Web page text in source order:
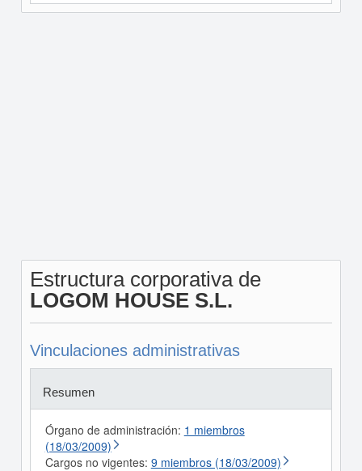
Estructura corporativa de
LOGOM HOUSE S.L.
Vinculaciones administrativas
Resumen
Órgano de administración: 1 miembros
(18/03/2009)
Cargos no vigentes: 9 miembros (18/03/2009)